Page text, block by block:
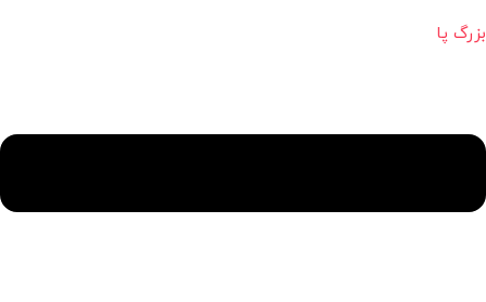
بزرگ پا